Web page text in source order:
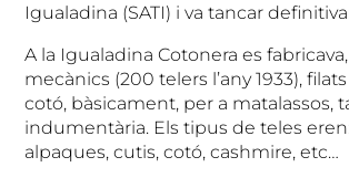
Igualadina (SATI) i va tancar
A la Igualadina Cotonera es
mecànics (200 telers l’any 1933),
cotó, bàsicament, per a matalassos,
indumentària. Els tipus de teles
alpaques, cutis, cotó, cashmire, etc…